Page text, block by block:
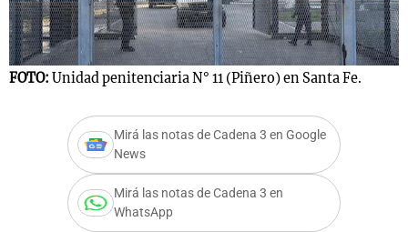
FOTO: Unidad penitenciaria N° 11 (Piñero) en Santa Fe.
Mirá las notas de Cadena 3 en Google
News
Mirá las notas de Cadena 3 en
WhatsApp